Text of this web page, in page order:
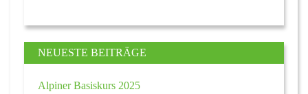
NEUESTE BEITRÄGE
Alpiner Basiskurs 2025